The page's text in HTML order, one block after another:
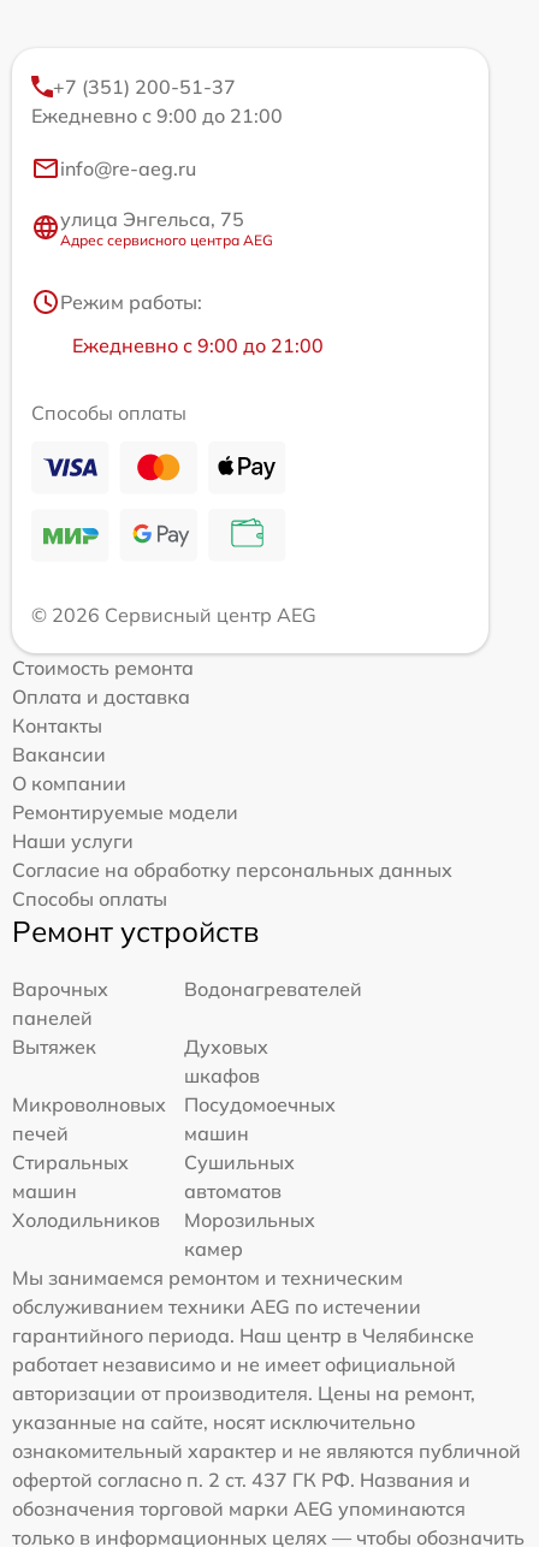
+7 (351) 200-51-37
Ежедневно с 9:00 до 21:00
info@re-aeg.ru
улица Энгельса, 75
Адрес сервисного центра AEG
Режим работы:
Ежедневно с 9:00 до 21:00
Способы оплаты
© 2026 Сервисный центр AEG
Стоимость ремонта
Оплата и доставка
Контакты
Вакансии
О компании
Ремонтируемые модели
Наши услуги
Согласие на обработку персональных данных
Способы оплаты
Ремонт устройств
Варочных
панелей
Водонагревателей
Вытяжек
Духовых
шкафов
Микроволновых
печей
Посудомоечных
машин
Стиральных
машин
Сушильных
автоматов
Холодильников
Морозильных
камер
Мы занимаемся ремонтом и техническим
обслуживанием техники AEG по истечении
гарантийного периода. Наш центр в Челябинске
работает независимо и не имеет официальной
авторизации от производителя. Цены на ремонт,
указанные на сайте, носят исключительно
ознакомительный характер и не являются публичной
офертой согласно п. 2 ст. 437 ГК РФ. Названия и
обозначения торговой марки AEG упоминаются
только в информационных целях — чтобы обозначить